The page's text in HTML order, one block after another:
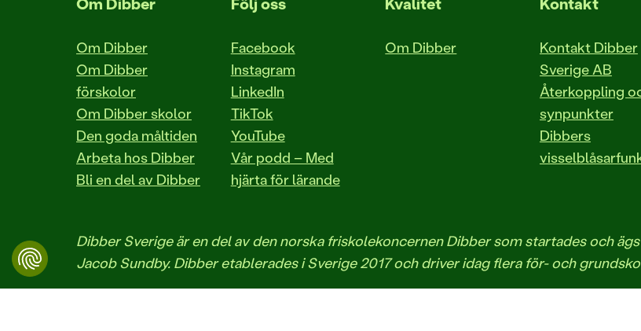
Om Dibber
Om Dibber
förskolor
Om Dibber skolor
Den goda måltiden
Arbeta hos Dibber
Bli en del av Dibber
Facebook
Instagram
LinkedIn
TikTok
YouTube
Vår podd – Med
hjärta för lärande
Om Dibber
Kontakt Dibber
Sverige AB
Återkoppling
synpunkter
Dibbers
Dibber Sverige är en del av den norska friskolekoncernen Dibber som startades och
Jacob Sundby. Dibber etablerades i Sverige 2017 och driver idag flera för- och